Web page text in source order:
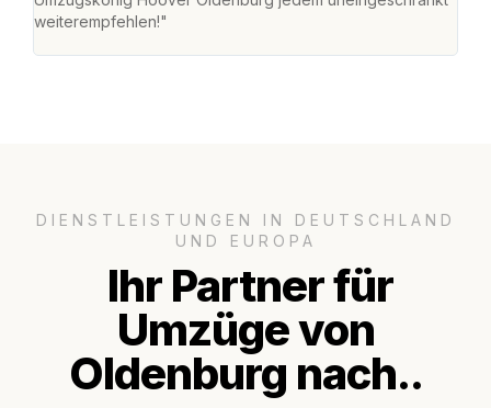
weiterempfehlen!"
DIENSTLEISTUNGEN IN DEUTSCHLAND
UND EUROPA
Ihr Partner für
Umzüge von
Oldenburg nach..